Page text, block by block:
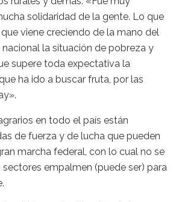
solidaridad de la gente. Lo que
viene creciendo de la mano del
la situación de pobreza y
supere toda expectativa la
ha ido a buscar fruta, por las
en todo el país están
de fuerza y de lucha que pueden
marcha federal, con lo cual no se
empalmen (puede ser) para